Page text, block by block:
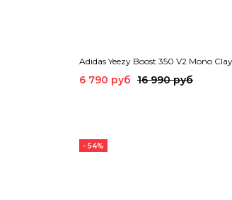
Adidas Yeezy Boost 350 V2 Mono Clay
6 790 руб 16 990 руб
- 54%